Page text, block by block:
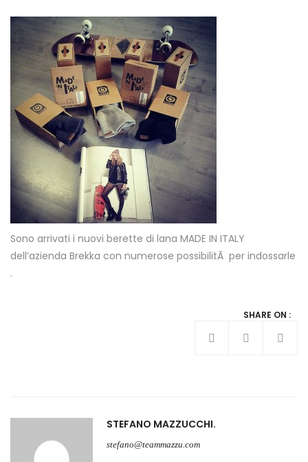
Sono arrivati i nuovi berette di lana MADE IN ITALY
dell’azienda Brekka con numerose possibilitÃ per indossarle
.
SHARE ON :
STEFANO MAZZUCCHI
stefano@teammazzu.com